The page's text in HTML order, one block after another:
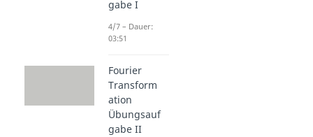
gabe I
4/7 – Dauer:
03:51
Fourier
Transform
ation
Übungsauf
gabe II